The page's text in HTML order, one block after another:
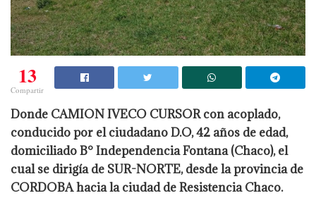
13
Compartir
Donde CAMION IVECO CURSOR con acoplado,
conducido por el ciudadano D.O, 42 años de edad,
domiciliado B° Independencia Fontana (Chaco), el
cual se dirigía de SUR-NORTE, desde la provincia de
CORDOBA hacia la ciudad de Resistencia Chaco.